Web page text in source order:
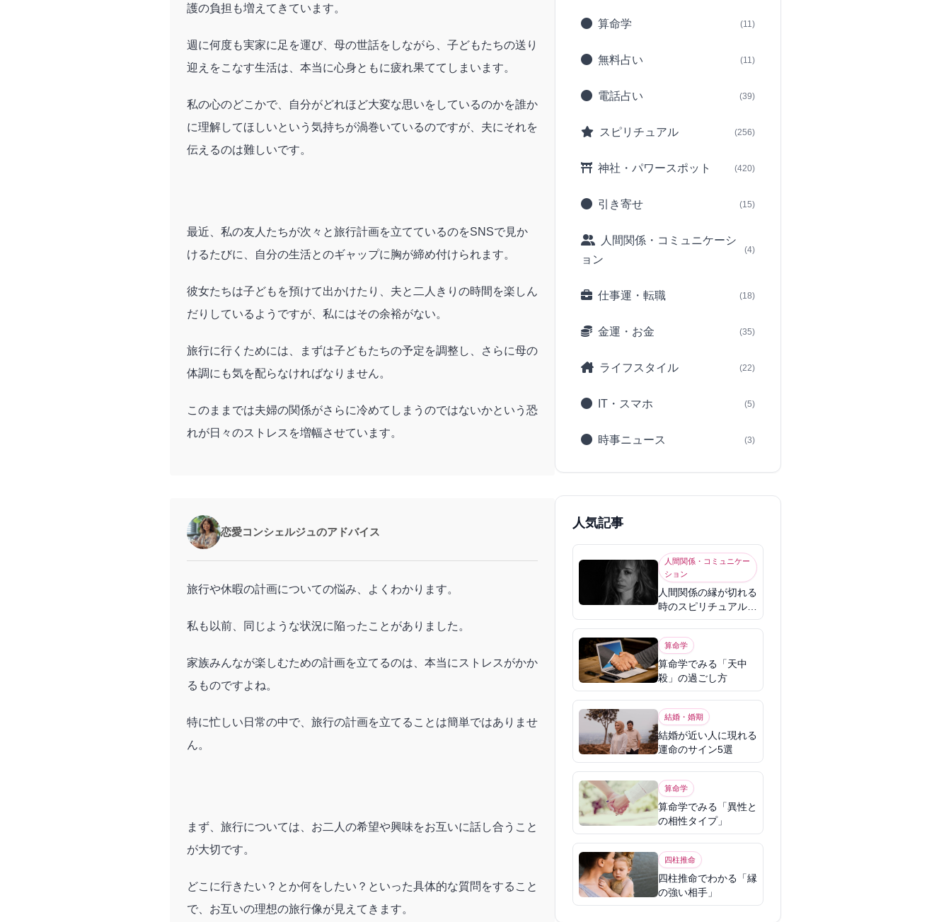
護の負担も増えてきています。
週に何度も実家に足を運び、母の世話をしながら、子どもたちの送り
迎えをこなす生活は、本当に心身ともに疲れ果ててしまいます。
私の心のどこかで、自分がどれほど大変な思いをしているのかを誰か
に理解してほしいという気持ちが渦巻いているのですが、夫にそれを
伝えるのは難しいです。
最近、私の友人たちが次々と旅行計画を立てているのをSNSで見か
けるたびに、自分の生活とのギャップに胸が締め付けられます。
彼女たちは子どもを預けて出かけたり、夫と二人きりの時間を楽しん
だりしているようですが、私にはその余裕がない。
旅行に行くためには、まずは子どもたちの予定を調整し、さらに母の
体調にも気を配らなければなりません。
このままでは夫婦の関係がさらに冷めてしまうのではないかという恐
れが日々のストレスを増幅させています。
恋愛コンシェルジュのアドバイス
旅行や休暇の計画についての悩み、よくわかります。
私も以前、同じような状況に陥ったことがありました。
家族みんなが楽しむための計画を立てるのは、本当にストレスがかか
るものですよね。
特に忙しい日常の中で、旅行の計画を立てることは簡単ではありませ
ん。
まず、旅行については、お二人の希望や興味をお互いに話し合うこと
が大切です。
どこに行きたい？とか何をしたい？といった具体的な質問をすること
で、お互いの理想の旅行像が見えてきます。
算命学 (11)
無料占い (11)
電話占い (39)
スピリチュアル (256)
神社・パワースポット (420)
引き寄せ (15)
人間関係・コミュニケーシ
ョン
(4)
仕事運・転職 (18)
金運・お金 (35)
ライフスタイル (22)
IT・スマホ (5)
時事ニュース (3)
人気記事
人間関係・コミュニケー
ション
人間関係の縁が切れる
時のスピリチュアル意
味
算命学
算命学でみる「天中
殺」の過ごし方
結婚・婚期
結婚が近い人に現れる
運命のサイン5選
算命学
算命学でみる「異性と
の相性タイプ」
四柱推命
四柱推命でわかる「縁
の強い相手」